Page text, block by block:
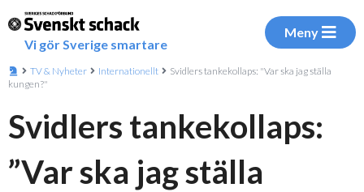
Vi gör Sverige smartare
Meny
TV & Nyheter Internationellt
Svidlers tankekollaps: "Var ska jag ställa
kungen?"
Svidlers tankekollaps:
”Var ska jag ställa